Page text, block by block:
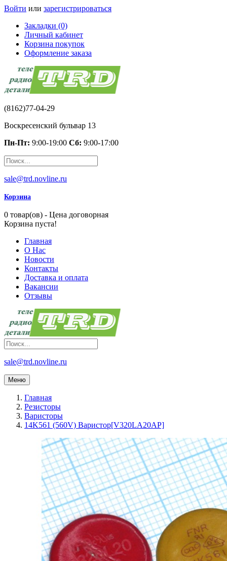
Войти или зарегистрироваться
Закладки (0)
Личный кабинет
Корзина покупок
Оформление заказа
(8162)77-04-29
Воскресенский бульвар 13
Пн-Пт: 9:00-19:00 Сб: 9:00-17:00
sale@trd.novline.ru
Корзина
0 товар(ов) - Цена договорная
Корзина пуста!
Главная
О Нас
Новости
Контакты
Доставка и оплата
Вакансии
Отзывы
sale@trd.novline.ru
Меню
Главная
Резисторы
Варисторы
14K561 (560V) Варистор[V320LA20AP]